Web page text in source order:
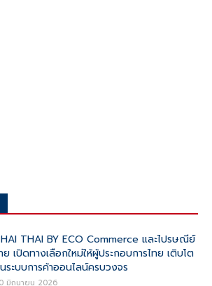
THAI BY ECO Commerce และไปรษณีย์
ย เปิดทางเลือกใหม่ให้ผู้ประกอบการไทย เติบโต
ระบบการค้าออนไลน์ครบวงจร
มิถุนายน 2026